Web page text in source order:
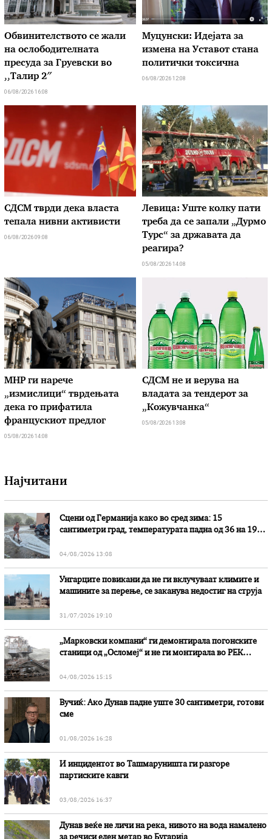
Обвинителството се жали
на ослободителната
пресуда за Груевски во
,,Талир 2″
06/08/2026 16:08
Муцунски: Идејата за
измена на Уставот стана
политички токсична
06/08/2026 12:08
СДСМ тврди дека власта
тепала нивни активисти
06/08/2026 09:08
Левица: Уште колку пати
треба да се запали „Дурмо
Турс“ за државата да
реагира?
05/08/2026 14:08
МНР ги нарече
„измислици“ тврдењата
дека го прифатила
францускиот предлог
05/08/2026 14:08
СДСМ не и верува на
владата за тендерот за
„Кожувчанка“
05/08/2026 13:08
Најчитани
Сцени од Германија како во сред зима: 15
сантиметри град, температурата падна од 36 на 19
04/08/2026 13:08
Унгарците повикани да не ги вклучуваат климите и
машините за перење, се заканува недостиг на струја
31/07/2026 19:10
„Марковски компани“ ги демонтирала погонските
станици од „Осломеј“ и не ги монтирала во РЕК
04/08/2026 15:15
Вучиќ: Ако Дунав падне уште 30 сантиметри, готови
сме
01/08/2026 16:28
И инцидентот во Ташмаруништa ги разгоре
партиските кавги
03/08/2026 16:37
Дунав веќе не личи на река, нивото на вода намалено